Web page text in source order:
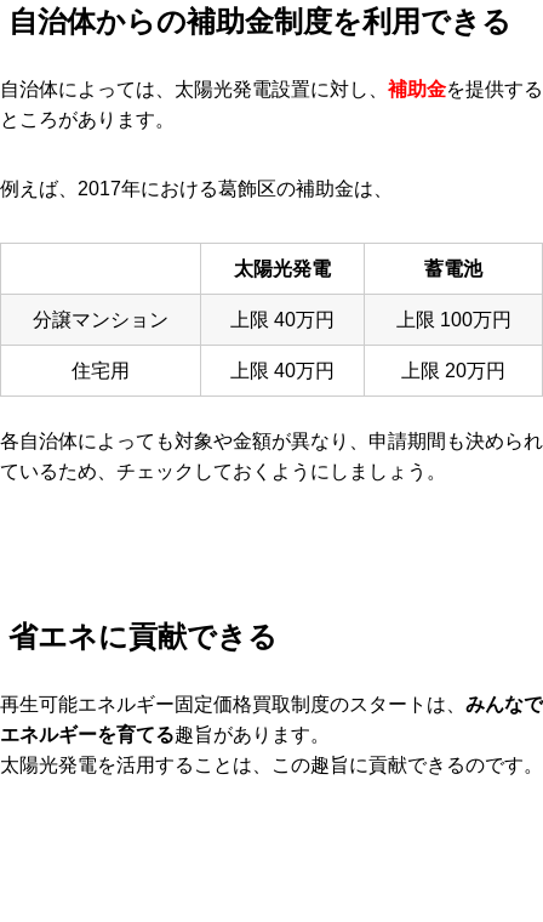
自治体からの補助金制度を利用できる
自治体によっては、太陽光発電設置に対し、 補助金を提供する
ところがあります。
例えば、2017年における葛飾区の補助金は、
太陽光発電 蓄電池
分譲マンション 上限 40万円 上限 100万円
住宅用 上限 40万円 上限 20万円
各自治体によっても対象や金額が異なり、申請期間も決められ
ているため、チェックしておくようにしましょう。
省エネに貢献できる
再生可能エネルギー固定価格買取制度のスタートは、 みんなで
エネルギーを育てる趣旨があります。
太陽光発電を活用することは、この趣旨に貢献できるのです。